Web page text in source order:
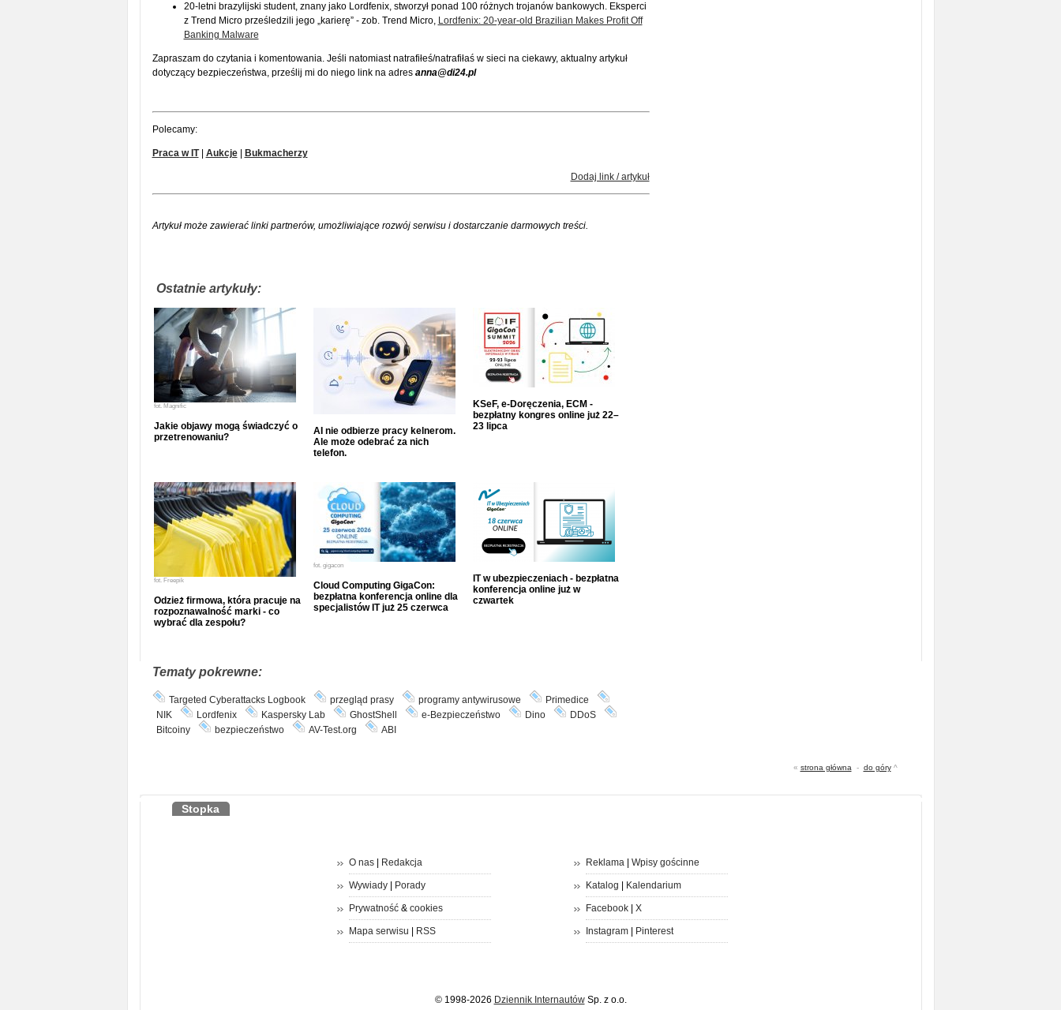
20-letni brazylijski student, znany jako Lordfenix, stworzył ponad 100 różnych trojanów bankowych. Eksperci
z Trend Micro prześledzili jego „karierę” - zob. Trend Micro, Lordfenix: 20-year-old Brazilian Makes Profit Off
Banking Malware
Zapraszam do czytania i komentowania. Jeśli natomiast natrafiłeś/natrafiłaś w sieci na ciekawy, aktualny artykuł
dotyczący bezpieczeństwa, prześlij mi do niego link na adres anna@di24.pl
Polecamy:
Praca w IT| Aukcje| Bukmacherzy
Dodaj link / artykuł
Artykuł może zawierać linki partnerów, umożliwiające rozwój serwisu i dostarczanie darmowych treści.
Ostatnie artykuły:
fot. Magnific
Jakie objawy mogą świadczyć o
przetrenowaniu?
AI nie odbierze pracy kelnerom.
Ale może odebrać za nich
telefon.
KSeF, e-Doręczenia, ECM -
bezpłatny kongres online już 22–
23 lipca
fot. Freepik
Odzież firmowa, która pracuje na
rozpoznawalność marki - co
wybrać dla zespołu?
fot. gigacon
Cloud Computing GigaCon:
bezpłatna konferencja online dla
specjalistów IT już 25 czerwca
IT w ubezpieczeniach - bezpłatna
konferencja online już w
czwartek
Tematy pokrewne:
Targeted Cyberattacks Logbook przegląd prasy programy antywirusowe
Primedice
NIK
Lordfenix Kaspersky Lab GhostShell e-Bezpieczeństwo Dino
DDoS
Bitcoiny
bezpieczeństwo AV-Test.org ABI
« strona główna - do góry^
Stopka
O nas| Redakcja
Wywiady| Porady
Prywatność& cookies
Mapa serwisu RSS
Reklama| Wpisy gościnne
Katalog Kalendarium
Facebook| X
Instagram| Pinterest
© 1998-2026 Dziennik InternautówSp. z o.o.